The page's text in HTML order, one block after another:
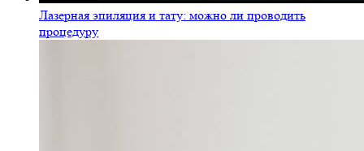
Лазерная эпиляция и тату: можно ли проводить
процедуру